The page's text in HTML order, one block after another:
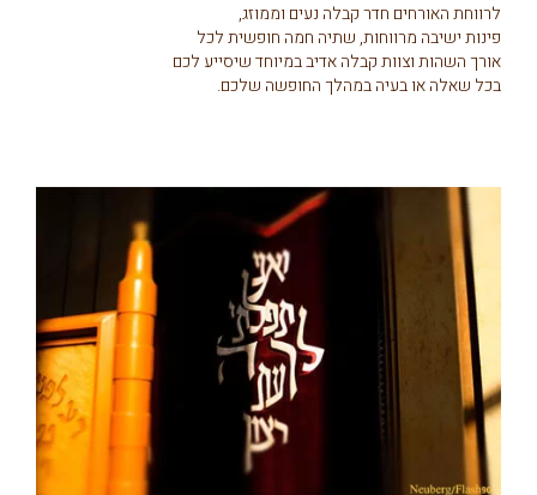
לרווחת האורחים חדר קבלה נעים וממוזג,
פינות ישיבה מרווחות, שתיה חמה חופשית לכל
אורך השהות וצוות קבלה אדיב במיוחד שיסייע לכם
בכל שאלה או בעיה במהלך החופשה שלכם.